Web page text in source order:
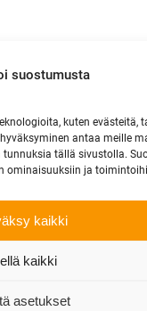
suostumusta
kuten evästeitä,
antaa meille
tällä sivustolla.
ominaisuuksiin ja
kaikki
kaikki
asetukset